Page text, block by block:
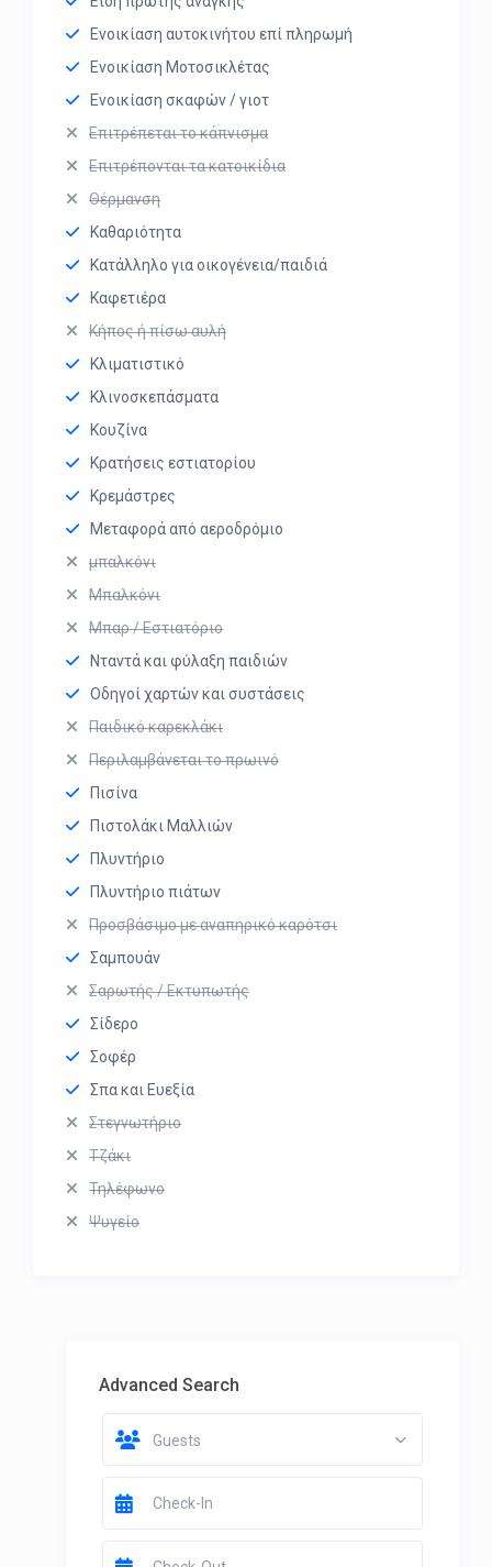
Ενοικίαση αυτοκινήτου επί πληρωμή
Ενοικίαση Μοτοσικλέτας
Ενοικίαση σκαφών / γιοτ
Επιτρέπεται το κάπνισμα
Επιτρέπονται τα κατοικίδια
Θέρμανση
Καθαριότητα
Κατάλληλο για οικογένεια/παιδιά
Καφετιέρα
Κήπος ή πίσω αυλή
Κλιματιστικό
Κλινοσκεπάσματα
Κουζίνα
Κρατήσεις εστιατορίου
Κρεμάστρες
Μεταφορά από αεροδρόμιο
μπαλκόνι
Μπαλκόνι
Μπαρ / Εστιατόριο
Νταντά και φύλαξη παιδιών
Οδηγοί χαρτών και συστάσεις
Παιδικό καρεκλάκι
Περιλαμβάνεται το πρωινό
Πισίνα
Πιστολάκι Μαλλιών
Πλυντήριο
Πλυντήριο πιάτων
Προσβάσιμο με αναπηρικό καρότσι
Σαμπουάν
Σαρωτής / Εκτυπωτής
Σίδερο
Σοφέρ
Σπα και Ευεξία
Στεγνωτήριο
Τζάκι
Τηλέφωνο
Ψυγείο
Advanced Search
Guests